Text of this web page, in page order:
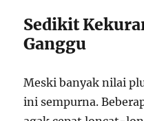
Sedikit
Ganggu
Meski banyak nilai
ini sempurna.